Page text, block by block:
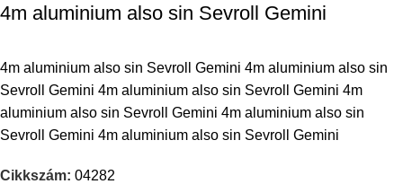
4m aluminium also sin Sevroll Gemini
4m aluminium also sin Sevroll Gemini 4m aluminium also sin
Sevroll Gemini 4m aluminium also sin Sevroll Gemini 4m
aluminium also sin Sevroll Gemini 4m aluminium also sin
Sevroll Gemini 4m aluminium also sin Sevroll Gemini
Cikkszám: 04282